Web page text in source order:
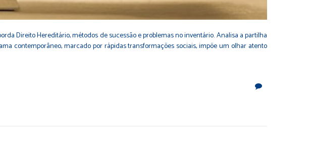
Direito Hereditário, métodos de sucessão e problemas no inventário. Analisa a partilha
contemporâneo, marcado por rápidas transformações sociais, impõe um olhar atento